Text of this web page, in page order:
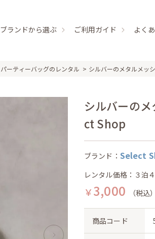
ブランドから選ぶ ご利用ガイド よく
パーティーバッグのレンタル シルバーのメタルメッ
シルバーの
ct Shop
ブランド： Select
レンタル価格：３泊
￥3,000 （税込）
商品コード